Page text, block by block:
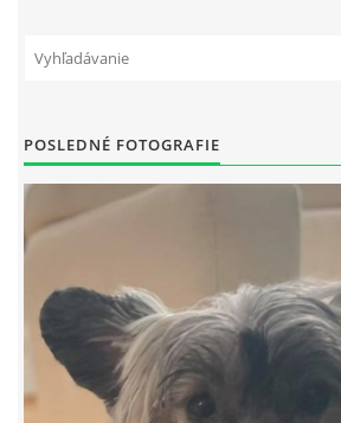
TORTY
MOJA TVORBA
KONTAKT
POSLEDNÉ FOTOGRAFIE